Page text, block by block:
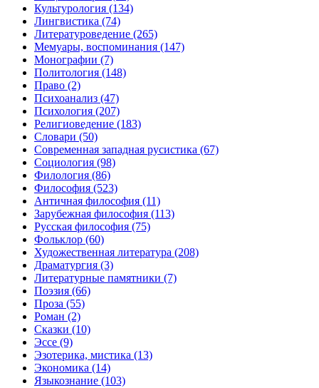
Культурология (134)
Лингвистика (74)
Литературоведение (265)
Мемуары, воспоминания (147)
Монографии (7)
Политология (148)
Право (2)
Психоанализ (47)
Психология (207)
Религиоведение (183)
Словари (50)
Современная западная русистика (67)
Социология (98)
Филология (86)
Философия (523)
Античная философия (11)
Зарубежная философия (113)
Русская философия (75)
Фольклор (60)
Художественная литература (208)
Драматургия (3)
Литературные памятники (7)
Поэзия (66)
Проза (55)
Роман (2)
Сказки (10)
Эссе (9)
Эзотерика, мистика (13)
Экономика (14)
Языкознание (103)